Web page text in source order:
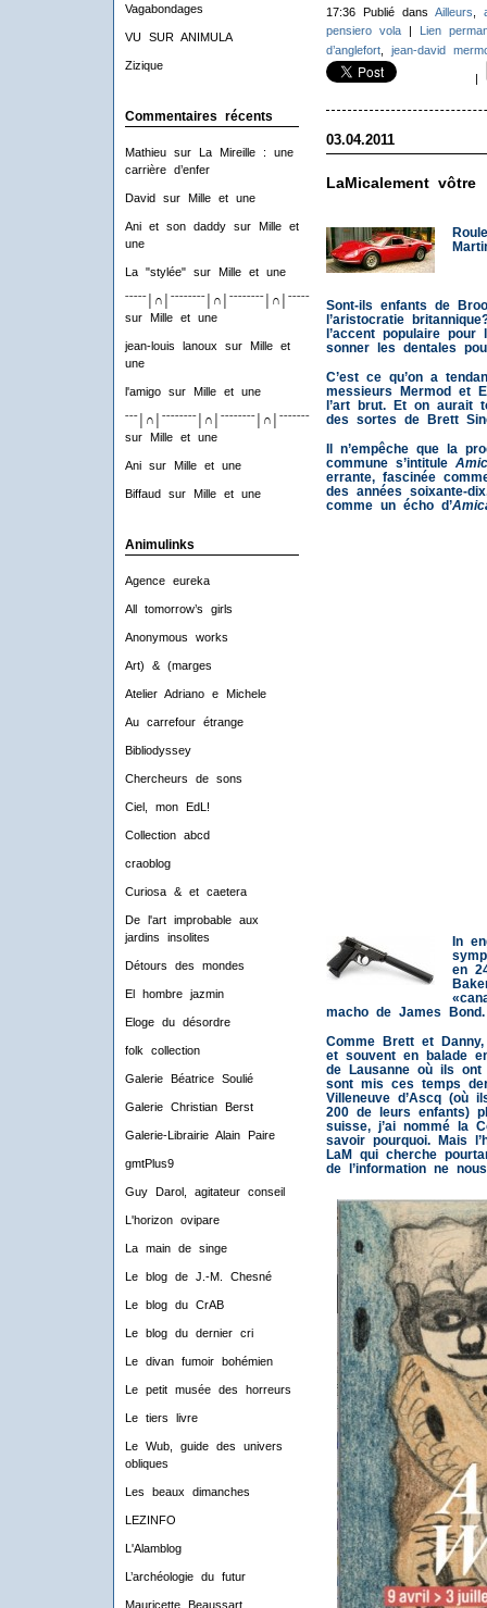
Vagabondages
VU SUR ANIMULA
Zizique
Commentaires récents
Mathieusur
La Mireille : une
carrière d’enfer
David sur Mille et une
Ani et son daddysur
Mille et
une
La "stylée"sur Mille et une
ˉˉˉˉˉ│∩│ˉˉˉˉˉˉˉˉ│∩│ˉˉˉˉˉˉˉˉ│∩│ˉˉˉˉˉˉˉˉ│∩│ˉˉˉˉ
sur
Mille et une
jean-louis lanoux sur
Mille et
une
l'amigosur Mille et une
ˉˉˉ│∩│ˉˉˉˉˉˉˉˉ│∩│ˉˉˉˉˉˉˉˉ│∩│ˉˉˉˉˉˉˉˉ│∩│ˉˉˉ
sur
Mille et une
Anisur Mille et une
Biffaud sur Mille et une
Animulinks
Agence eureka
All tomorrow’s girls
Anonymous works
Art) & (marges
Atelier Adriano e Michele
Au carrefour étrange
Bibliodyssey
Chercheurs de sons
Ciel, mon EdL!
Collection abcd
craoblog
Curiosa & et caetera
De l'art improbable aux
jardins insolites
Détours des mondes
El hombre jazmin
Eloge du désordre
folk collection
Galerie Béatrice Soulié
Galerie Christian Berst
Galerie-Librairie Alain Paire
gmtPlus9
Guy Darol, agitateur conseil
L'horizon ovipare
La main de singe
Le blog de J.-M. Chesné
Le blog du CrAB
Le blog du dernier cri
Le divan fumoir bohémien
Le petit musée des horreurs
Le tiers livre
Le Wub, guide des univers
obliques
Les beaux dimanches
LEZINFO
L'Alamblog
L’archéologie du futur
Mauricette Beaussart
17:36 Publié dans Ailleurs
pensiero vola|
Lien
d’anglefort, jean-david
|
03.04.2011
LaMicalement vôtre
Sont-ils enfants de
l’aristocratie
l’accent populaire
sonner les dentales
C’est ce qu’on a
messieurs Mermod et
l’art brut. Et on aurait
des sortes de Brett
Il n’empêche que la
commune s’intitule
errante, fascinée
des années soixante-
comme un écho d’
In
en
macho de James Bond.
Comme Brett et
et souvent en balade
de Lausanne où ils
sont mis ces temps
Villeneuve d’Ascq (où
200 de leurs enfants)
suisse, j’ai nommé la
savoir pourquoi. Mais
LaM qui cherche
de l’information ne